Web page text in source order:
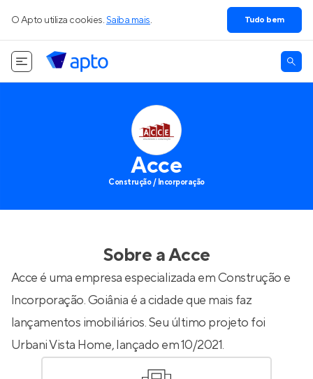
O Apto utiliza cookies. Saiba mais. Tudo bem
Acce
Construção / Incorporação
Sobre aAcce
Acce é uma empresa especializada em Construção e
Incorporação. Goiânia é a cidade que mais faz
lançamentos imobiliários. Seu último projeto foi
Urbani Vista Home, lançado em 10/2021.